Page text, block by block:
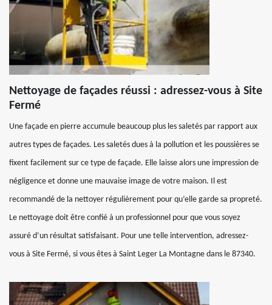
Nettoyage de façades réussi : adressez-vous à Site
Fermé
Une façade en pierre accumule beaucoup plus les saletés par rapport aux
autres types de façades. Les saletés dues à la pollution et les poussières se
fixent facilement sur ce type de façade. Elle laisse alors une impression de
négligence et donne une mauvaise image de votre maison. Il est
recommandé de la nettoyer régulièrement pour qu’elle garde sa propreté.
Le nettoyage doit être confié à un professionnel pour que vous soyez
assuré d’un résultat satisfaisant. Pour une telle intervention, adressez-
vous à Site Fermé, si vous êtes à Saint Leger La Montagne dans le 87340.